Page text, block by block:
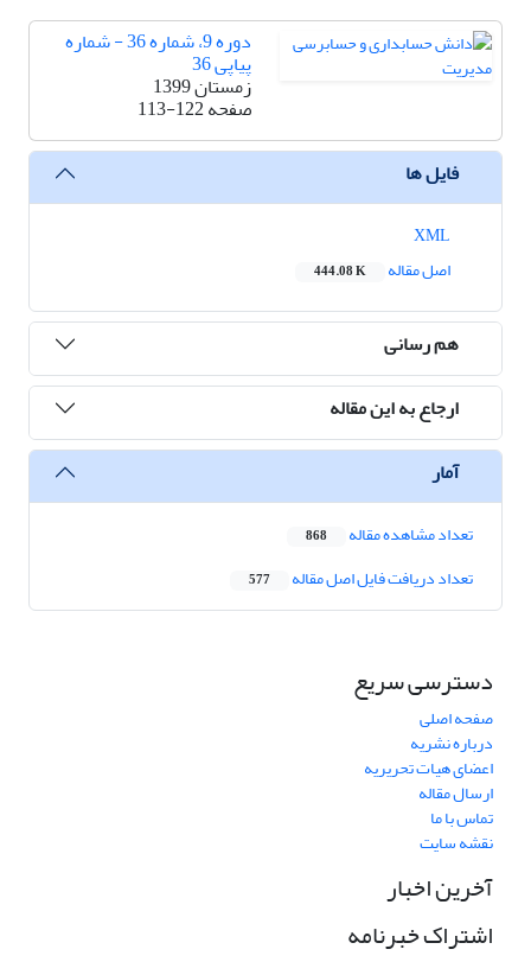
دوره 9، شماره 36 - شماره
پیاپی 36
زمستان 1399
صفحه113-122
فایل ها
اصل مقاله
444.08 K
هم رسانی
ارجاع به این مقاله
آمار
تعداد مشاهده مقاله 868
تعداد دریافت فایل اصل مقاله 577
دسترسی سریع
صفحه اصلی
درباره نشریه
اعضای هیات تحریریه
ارسال مقاله
تماس با ما
نقشه سایت
آخرین اخبار
اشتراک خبرنامه